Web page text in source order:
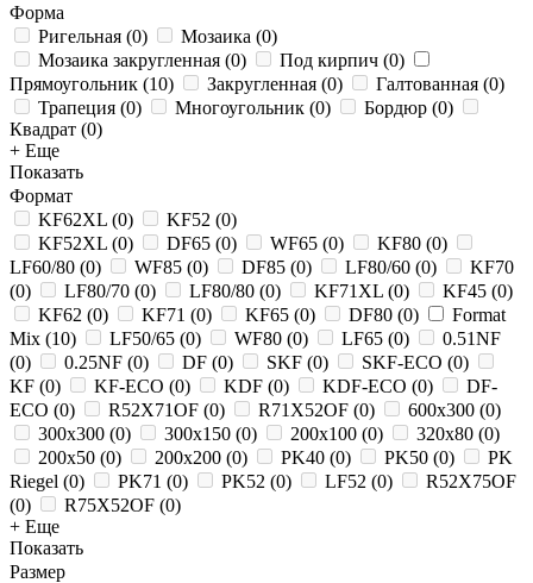
Форма
Ригельная (0) Мозаика (0)
Мозаика закругленная (0) Под кирпич (0)
Прямоугольник (10) Закругленная (0) Галтованная (0)
Трапеция (0) Многоугольник (0) Бордюр (0)
Квадрат (0)
+ Еще
Показать
Формат
KF62XL (0) KF52 (0)
KF52XL (0) DF65 (0) WF65 (0) KF80 (0)
LF60/80 (0) WF85 (0) DF85 (0) LF80/60 (0)
KF70
(0) LF80/70 (0) LF80/80 (0) KF71XL (0) KF45 (0)
KF62 (0) KF71 (0) KF65 (0) DF80 (0)
Format
Mix (10) LF50/65 (0) WF80 (0) LF65 (0)
0.51NF
(0) 0.25NF (0) DF (0) SKF (0) SKF-ECO (0)
KF (0) KF-ECO (0) KDF (0) KDF-ECO (0)
DF-
ECO (0) R52X71OF (0) R71X52OF (0) 600x300 (0)
300x300 (0) 300x150 (0) 200x100 (0) 320х80 (0)
200x50 (0) 200х200 (0) PK40 (0) PK50 (0)
PK
Riegel (0) PK71 (0) PK52 (0) LF52 (0)
R52X75OF
(0) R75X52OF (0)
+ Еще
Показать
Размер